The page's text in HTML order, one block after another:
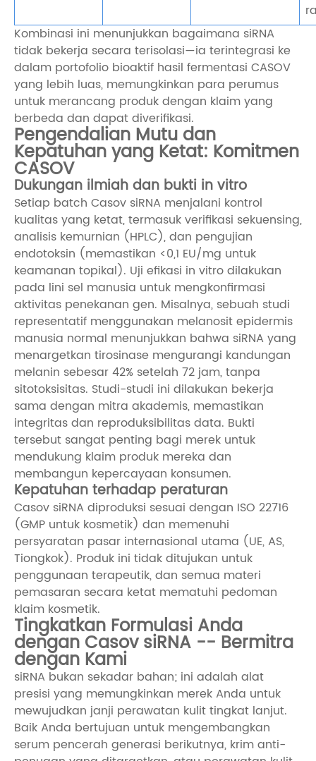
Kombinasi ini menunjukkan bagaimana siRNA
tidak bekerja secara terisolasi—ia terintegrasi ke
dalam portofolio bioaktif hasil fermentasi CASOV
yang lebih luas, memungkinkan para perumus
untuk merancang produk dengan klaim yang
berbeda dan dapat diverifikasi.
Pengendalian Mutu dan
Kepatuhan yang Ketat: Komitmen
CASOV
Dukungan ilmiah dan bukti in vitro
Setiap batch Casov siRNA menjalani kontrol
kualitas yang ketat, termasuk verifikasi sekuensing,
analisis kemurnian (HPLC), dan pengujian
endotoksin (memastikan <0,1 EU/mg untuk
keamanan topikal). Uji efikasi in vitro dilakukan
pada lini sel manusia untuk mengkonfirmasi
aktivitas penekanan gen. Misalnya, sebuah studi
representatif menggunakan melanosit epidermis
manusia normal menunjukkan bahwa siRNA yang
menargetkan tirosinase mengurangi kandungan
melanin sebesar 42% setelah 72 jam, tanpa
sitotoksisitas. Studi-studi ini dilakukan bekerja
sama dengan mitra akademis, memastikan
integritas dan reproduksibilitas data. Bukti
tersebut sangat penting bagi merek untuk
mendukung klaim produk mereka dan
membangun kepercayaan konsumen.
Kepatuhan terhadap peraturan
Casov siRNA diproduksi sesuai dengan ISO 22716
(GMP untuk kosmetik) dan memenuhi
persyaratan pasar internasional utama (UE, AS,
Tiongkok). Produk ini tidak ditujukan untuk
penggunaan terapeutik, dan semua materi
pemasaran secara ketat mematuhi pedoman
klaim kosmetik.
Tingkatkan Formulasi Anda
dengan Casov siRNA -- Bermitra
dengan Kami
siRNA bukan sekadar bahan; ini adalah alat
presisi yang memungkinkan merek Anda untuk
mewujudkan janji perawatan kulit tingkat lanjut.
Baik Anda bertujuan untuk mengembangkan
serum pencerah generasi berikutnya, krim anti-